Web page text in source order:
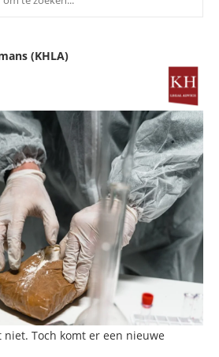
(KHLA)
Toch komt er een nieuwe